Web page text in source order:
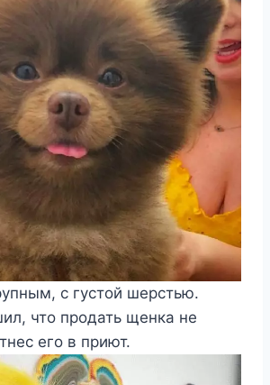
с густой шерстью.
что продать щенка не
его в приют.